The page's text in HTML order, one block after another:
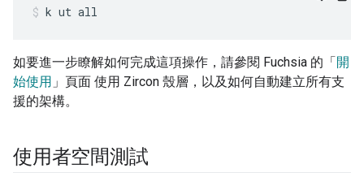
k ut all
如要進一步瞭解如何完成這項操作，請參閱 Fuchsia 的「開
始使用 」頁面 使用 Zircon 殼層，以及如何自動建立所有支
援的架構。
使用者空間測試